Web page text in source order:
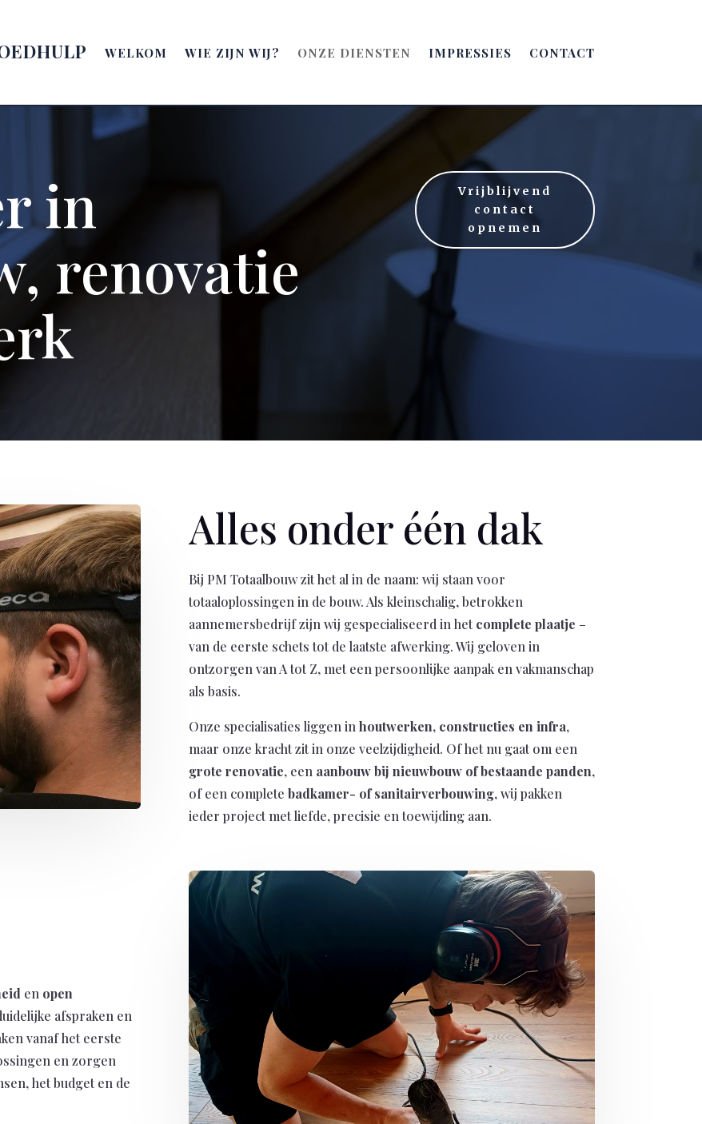
WELKOM WIE ZIJN WIJ? ONZE DIENSTEN IMPRESSIES CONTACT
in
renovatie
Vrijblijvend
contact
opnemen
Alles onder één dak
Bij PM Totaalbouw zit het al in de naam: wij staan voor
totaaloplossingen in de bouw. Als kleinschalig, betrokken
aannemersbedrijf zijn wij gespecialiseerd in hetcomplete plaatje –
van de eerste schets tot de laatste afwerking. Wij geloven in
ontzorgen van A tot Z, met een persoonlijke aanpak en vakmanschap
als basis.
Onze specialisaties liggen in houtwerken, constructies en infra,
maar onze kracht zit in onze veelzijdigheid. Of het nu gaat om een
grote renovatie, een aanbouw bij nieuwbouw of bestaande panden,
of een complete badkamer- of sanitairverbouwing, wij pakken
ieder project met liefde, precisie en toewijding aan.
en open
afspraken en
vanaf het eerste
en zorgen
het budget en de